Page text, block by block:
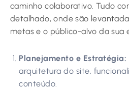
caminho colaborativo. Tudo
detalhado, onde são
metas e o público-alvo da sua
Planejamento e Estratégia:
arquitetura do site,
conteúdo.